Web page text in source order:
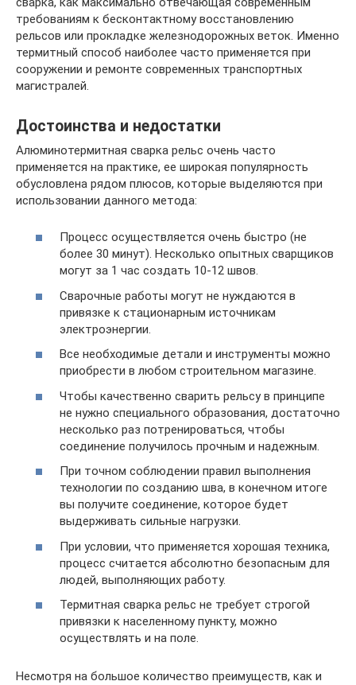
требованиям к бесконтактному восстановлению
рельсов или прокладке железнодорожных веток. Именно
термитный способ наиболее часто применяется при
сооружении и ремонте современных транспортных
магистралей.
Достоинства и недостатки
Алюминотермитная сварка рельс очень часто
применяется на практике, ее широкая популярность
обусловлена рядом плюсов, которые выделяются при
использовании данного метода:
Процесс осуществляется очень быстро (не
более 30 минут). Несколько опытных сварщиков
могут за 1 час создать 10-12 швов.
Сварочные работы могут не нуждаются в
привязке к стационарным источникам
электроэнергии.
Все необходимые детали и инструменты можно
приобрести в любом строительном магазине.
Чтобы качественно сварить рельсу в принципе
не нужно специального образования, достаточно
несколько раз потренироваться, чтобы
соединение получилось прочным и надежным.
При точном соблюдении правил выполнения
технологии по созданию шва, в конечном итоге
вы получите соединение, которое будет
выдерживать сильные нагрузки.
При условии, что применяется хорошая техника,
процесс считается абсолютно безопасным для
людей, выполняющих работу.
Термитная сварка рельс не требует строгой
привязки к населенному пункту, можно
осуществлять и на поле.
Несмотря на большое количество преимуществ, как и